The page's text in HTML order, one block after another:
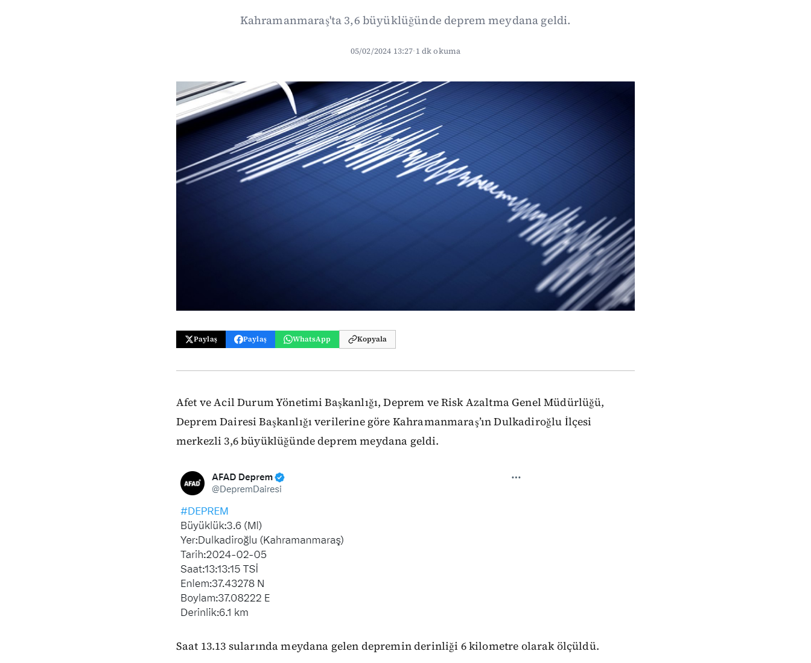
Kahramanmaraş'ta 3,6 büyüklüğünde deprem meydana geldi.
05/02/2024 13:27·1 dk okuma
Paylaş Paylaş WhatsApp Kopyala
Afet ve Acil Durum Yönetimi Başkanlığı, Deprem ve Risk Azaltma Genel Müdürlüğü,
Deprem Dairesi Başkanlığı verilerine göre Kahramanmaraş’ın Dulkadiroğlu İlçesi
merkezli 3,6 büyüklüğünde deprem meydana geldi.
Saat 13.13 sularında meydana gelen depremin derinliği 6 kilometre olarak ölçüldü.